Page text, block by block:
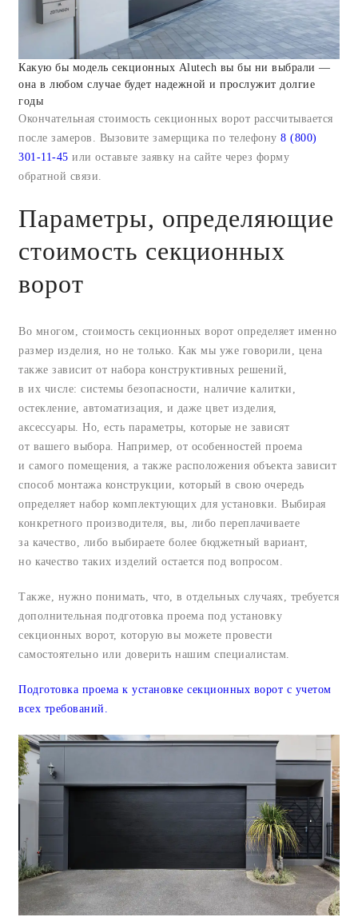
Какую бы модель секционных Alutech вы бы ни выбрали —
она в любом случае будет надежной и прослужит долгие
годы
Окончательная стоимость секционных ворот рассчитывается
после замеров. Вызовите замерщика по телефону 8 (800)
301-11-45 или оставьте заявку на сайте через форму
обратной связи.
Параметры, определяющие
стоимость секционных
ворот
Во многом, стоимость секционных ворот определяет именно
размер изделия, но не только. Как мы уже говорили, цена
также зависит от набора конструктивных решений,
в их числе: системы безопасности, наличие калитки,
остекление, автоматизация, и даже цвет изделия,
аксессуары. Но, есть параметры, которые не зависят
от вашего выбора. Например, от особенностей проема
и самого помещения, а также расположения объекта зависит
способ монтажа конструкции, который в свою очередь
определяет набор комплектующих для установки. Выбирая
конкретного производителя, вы, либо переплачиваете
за качество, либо выбираете более бюджетный вариант,
но качество таких изделий остается под вопросом.
Также, нужно понимать, что, в отдельных случаях, требуется
дополнительная подготовка проема под установку
секционных ворот, которую вы можете провести
самостоятельно или доверить нашим специалистам.
Подготовка проема к установке секционных ворот с учетом
всех требований.